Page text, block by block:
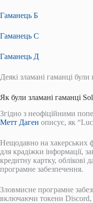
Гаманець Б
Гаманець C
Гаманець Д
Деякі зламані гаманці
Як були зламані гаманці
Згідно з неофіційними
Метт Даген описує, як
Нещодавно на хакерських
для крадіжки інформації,
кредитну картку,
програмне забезпечення.
Зловмисне програмне
включаючи токени Discord,